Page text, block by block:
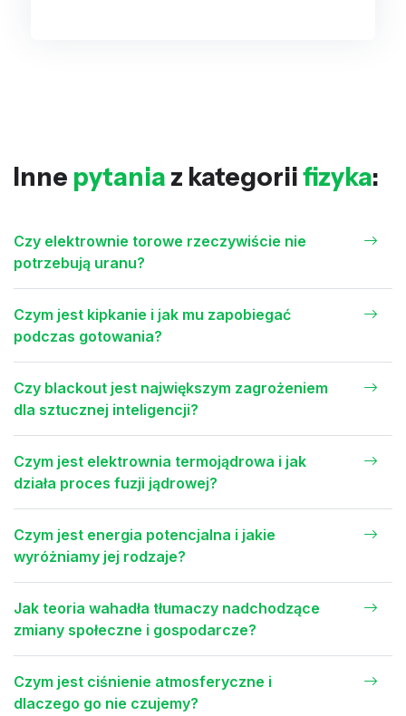
Inne pytania z kategoriifizyka:
Czy elektrownie torowe rzeczywiście nie
potrzebują uranu?
Czym jest kipkanie i jak mu zapobiegać
podczas gotowania?
Czy blackout jest największym zagrożeniem
dla sztucznej inteligencji?
Czym jest elektrownia termojądrowa i jak
działa proces fuzji jądrowej?
Czym jest energia potencjalna i jakie
wyróżniamy jej rodzaje?
Jak teoria wahadła tłumaczy nadchodzące
zmiany społeczne i gospodarcze?
Czym jest ciśnienie atmosferyczne i
dlaczego go nie czujemy?